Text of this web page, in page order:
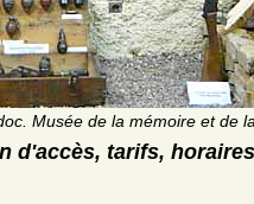
Musée de la mémoire et de
d'accès, tarifs, horaires